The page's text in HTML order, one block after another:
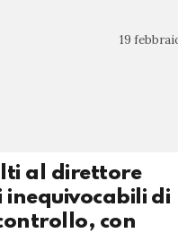
19
al direttore
inequivocabili di
con